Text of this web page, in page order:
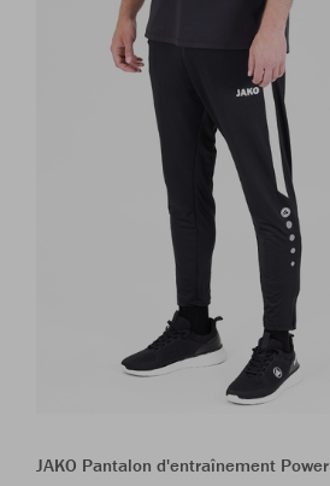
JAKO Pantalon d'entraînement Power